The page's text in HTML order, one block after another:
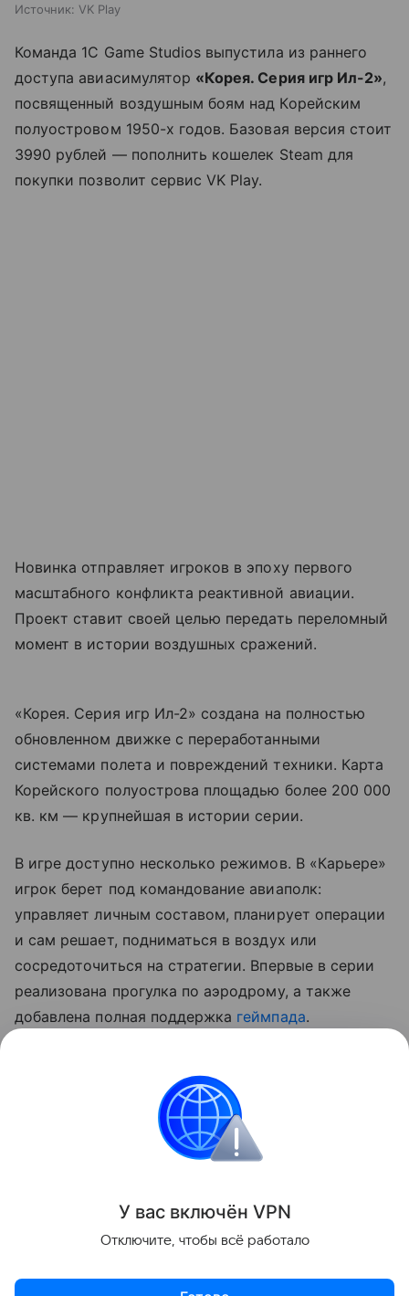
Источник: VK Play
Команда 1С Game Studios выпустила из раннего
доступа авиасимулятор «Корея. Серия игр Ил-2»,
посвященный воздушным боям над Корейским
полуостровом 1950-х годов. Базовая версия стоит
3990 рублей — пополнить кошелек Steam для
покупки позволит сервис VK Play.
Новинка отправляет игроков в эпоху первого
масштабного конфликта реактивной авиации.
Проект ставит своей целью передать переломный
момент в истории воздушных сражений.
«Корея. Серия игр Ил-2» создана на полностью
обновленном движке с переработанными
системами полета и повреждений техники. Карта
Корейского полуострова площадью более 200 000
кв. км — крупнейшая в истории серии.
В игре доступно несколько режимов. В «Карьере»
игрок берет под командование авиаполк:
управляет личным составом, планирует операции
и сам решает, подниматься в воздух или
сосредоточиться на стратегии. Впервые в серии
реализована прогулка по аэродрому, а также
добавлена полная поддержка геймпада.
нашими впечатлениями от геймплея можно
ознакомиться в отдельном материале.
У вас включён VPN
Отключите, чтобы всё работало